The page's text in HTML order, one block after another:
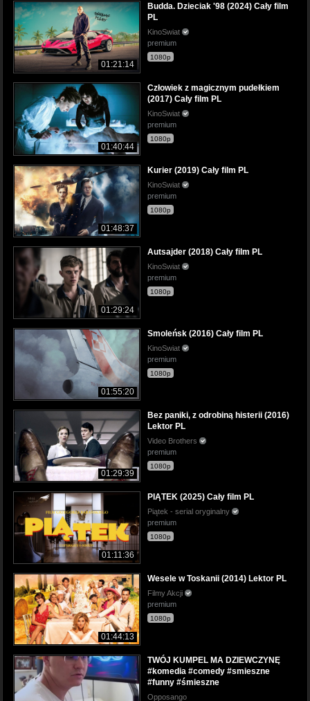
01:21:14
Budda. Dzieciak '98 (2024) Cały film
PL
KinoSwiat
premium
1080p
01:40:44
Człowiek z magicznym pudełkiem
(2017) Cały film PL
KinoSwiat
premium
1080p
01:48:37
Kurier (2019) Cały film PL
KinoSwiat
premium
1080p
01:29:24
Autsajder (2018) Cały film PL
KinoSwiat
premium
1080p
01:55:20
Smoleńsk (2016) Cały film PL
KinoSwiat
premium
1080p
01:29:39
Bez paniki, z odrobiną histerii (2016)
Lektor PL
Video Brothers
premium
1080p
01:11:36
PIĄTEK (2025) Cały film PL
Piątek - serial oryginalny
premium
1080p
01:44:13
Wesele w Toskanii (2014) Lektor PL
Filmy Akcji
premium
1080p
TWÓJ KUMPEL MA DZIEWCZYNĘ
#komedia #comedy #smieszne
#funny #śmieszne
Opposango